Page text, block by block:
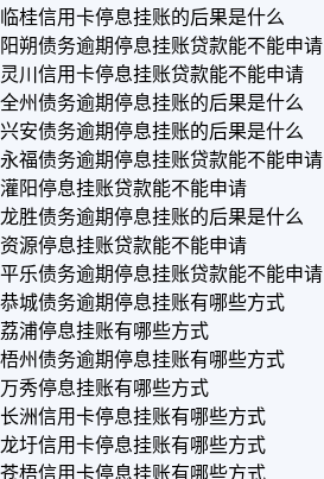
临桂信用卡停息挂账的后果是什么
阳朔债务逾期停息挂账贷款能不能申请
灵川信用卡停息挂账贷款能不能申请
全州债务逾期停息挂账的后果是什么
兴安债务逾期停息挂账的后果是什么
永福债务逾期停息挂账贷款能不能申请
灌阳停息挂账贷款能不能申请
龙胜债务逾期停息挂账的后果是什么
资源停息挂账贷款能不能申请
平乐债务逾期停息挂账贷款能不能申请
恭城债务逾期停息挂账有哪些方式
荔浦停息挂账有哪些方式
梧州债务逾期停息挂账有哪些方式
万秀停息挂账有哪些方式
长洲信用卡停息挂账有哪些方式
龙圩信用卡停息挂账有哪些方式
苍梧信用卡停息挂账有哪些方式